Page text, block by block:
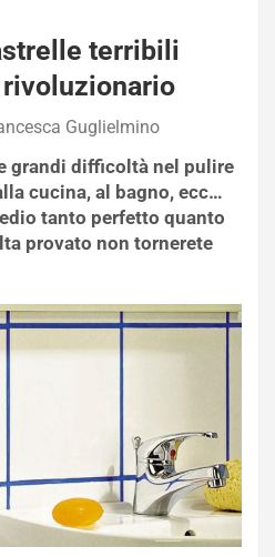
terribili
Guglielmino
grandi difficoltà nel pulire
cucina, al bagno, ecc…
tanto perfetto quanto
provato non tornerete